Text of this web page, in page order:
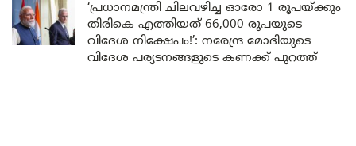
‘പ്രധാനമന്ത്രി ചിലവഴിച്ച ഓരോ 1 രൂപയ്ക്കും
തിരികെ എത്തിയത് 66,000 രൂപയുടെ
വിദേശ നിക്ഷേപം!’: നരേന്ദ്ര മോദിയുടെ
വിദേശ പര്യടനങ്ങളുടെ കണക്ക് പുറത്ത്